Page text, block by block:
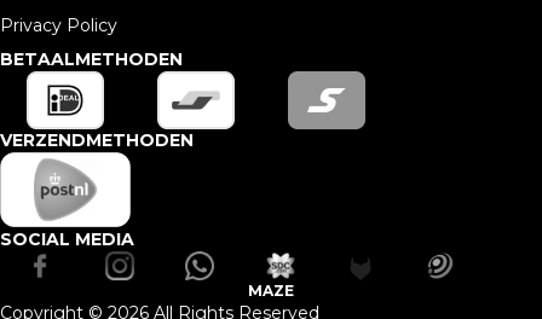
Privacy Policy
BETAALMETHODEN
VERZENDMETHODEN
SOCIAL MEDIA
MAZE
Copyright © 2026 All Rights Reserved